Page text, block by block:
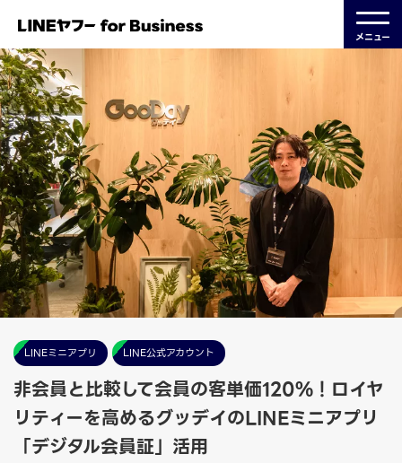
メニュー
LINEミニアプリ LINE公式アカウント
非会員と比較して会員の客単価120%！ロイヤ
リティーを高めるグッデイのLINEミニアプリ
「デジタル会員証」活用